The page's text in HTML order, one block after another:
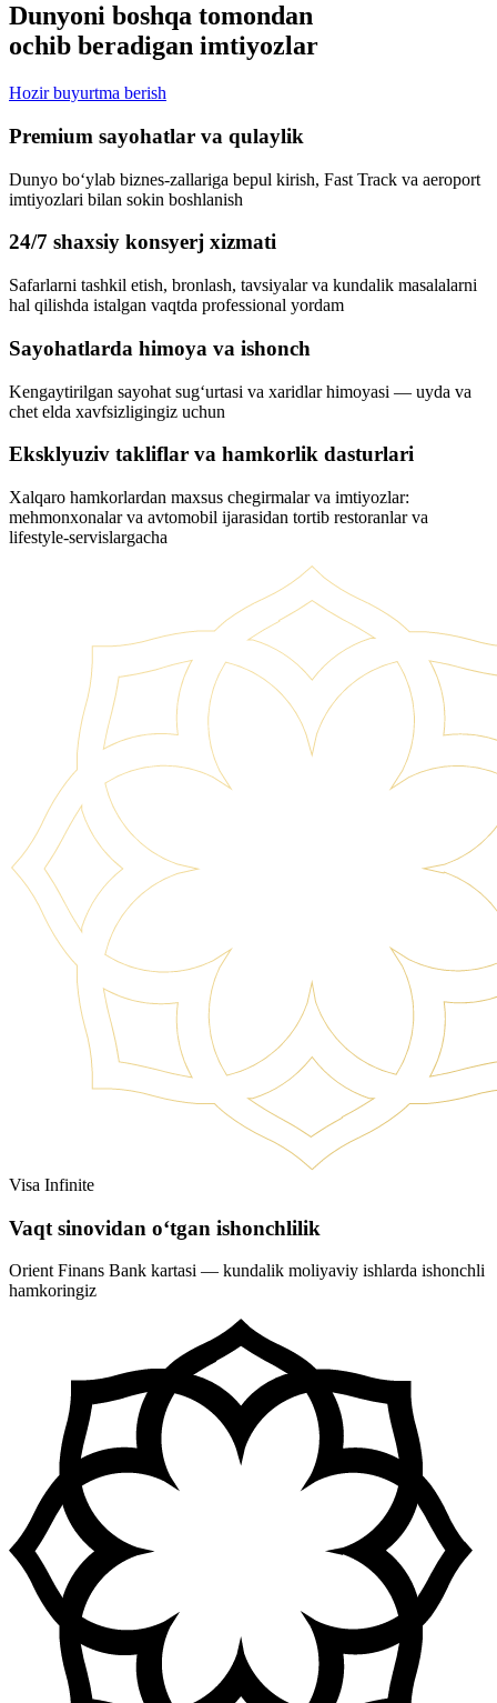
Dunyoni boshqa tomondan
ochib beradigan imtiyozlar
Hozir buyurtma berish
Premium sayohatlar va qulaylik
Dunyo bo‘ylab biznes-zallariga bepul kirish, Fast Track va aeroport
imtiyozlari bilan sokin boshlanish
24/7 shaxsiy konsyerj xizmati
Safarlarni tashkil etish, bronlash, tavsiyalar va kundalik masalalarni
hal qilishda istalgan vaqtda professional yordam
Sayohatlarda himoya va ishonch
Kengaytirilgan sayohat sug‘urtasi va xaridlar himoyasi — uyda va
chet elda xavfsizligingiz uchun
Eksklyuziv takliflar va hamkorlik dasturlari
Xalqaro hamkorlardan maxsus chegirmalar va imtiyozlar:
mehmonxonalar va avtomobil ijarasidan tortib restoranlar va
lifestyle-servislargacha
Visa Infinite
Vaqt sinovidan o‘tgan ishonchlilik
Orient Finans Bank kartasi — kundalik moliyaviy ishlarda ishonchli
hamkoringiz